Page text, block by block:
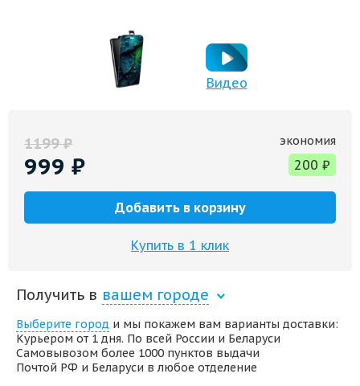
Видео
1199₽
999 ₽
экономия
200 ₽
Добавить в корзину
Купить в 1 клик
Получить в вашем городе
Выберите город и мы покажем вам варианты доставки:
Курьером от 1 дня. По всей России и Беларуси
Самовывозом более 1000 пунктов выдачи
Почтой РФ и Беларуси в любое отделение